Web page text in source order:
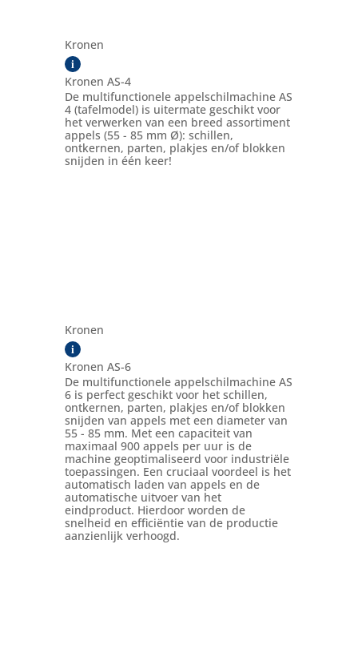
Kronen
i
Kronen AS-4
De multifunctionele appelschilmachine AS
4 (tafelmodel) is uitermate geschikt voor
het verwerken van een breed assortiment
appels (55 - 85 mm Ø): schillen,
ontkernen, parten, plakjes en/of blokken
snijden in één keer!
Kronen
i
Kronen AS-6
De multifunctionele appelschilmachine AS
6 is perfect geschikt voor het schillen,
ontkernen, parten, plakjes en/of blokken
snijden van appels met een diameter van
55 - 85 mm. Met een capaciteit van
maximaal 900 appels per uur is de
machine geoptimaliseerd voor industriële
toepassingen. Een cruciaal voordeel is het
automatisch laden van appels en de
automatische uitvoer van het
eindproduct. Hierdoor worden de
snelheid en efficiëntie van de productie
aanzienlijk verhoogd.